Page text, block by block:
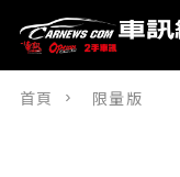
首頁 限量版